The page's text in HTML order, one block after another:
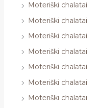
Moteriški chalatai
Moteriški chalatai
Moteriški chalatai
Moteriški chalatai
Moteriški chalatai
Moteriški chalatai
Moteriški chalatai